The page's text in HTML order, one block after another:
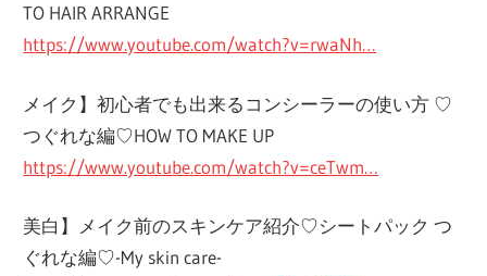
TO HAIR ARRANGE
https://www.youtube.com/watch?v=rwaNh…
メイク】初心者でも出来るコンシーラーの使い方 ♡
つぐれな編♡HOW TO MAKE UP
https://www.youtube.com/watch?v=ceTwm…
美白】メイク前のスキンケア紹介♡シートパック つ
ぐれな編♡-My skin care-